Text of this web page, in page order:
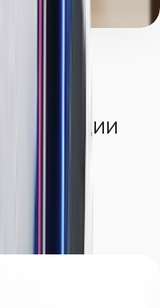
в студии